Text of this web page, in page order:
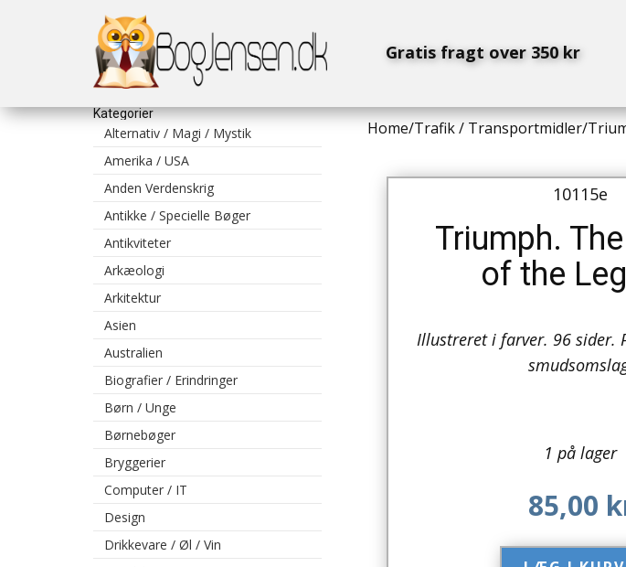
Gratis fragt over 350 kr
Kategorier
Alternativ / Magi / Mystik
Amerika / USA
Anden Verdenskrig
Antikke / Specielle Bøger
Antikviteter
Arkæologi
Arkitektur
Asien
Australien
Biografier / Erindringer
Børn / Unge
Børnebøger
Bryggerier
Computer / IT
Design
Drikkevare / Øl / Vin
Home/Trafik / Transportmidler/
10115e
Triumph.
of the
Illustreret i farver. 96 sider.
1 på lager
85,00